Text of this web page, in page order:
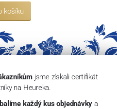
košíku
jsme získali certifikát
na Heureka.
každý kus objednávky a